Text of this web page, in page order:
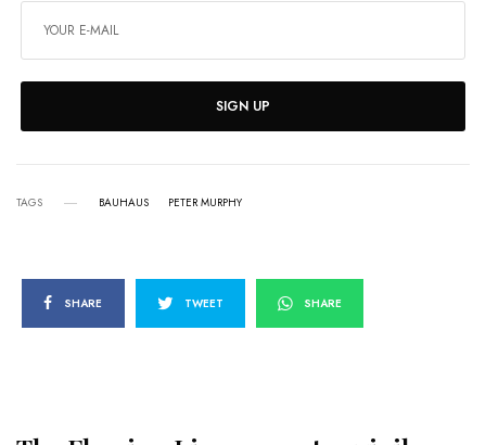
SIGN UP
TAGS BAUHAUS PETER MURPHY
SHARE TWEET SHARE